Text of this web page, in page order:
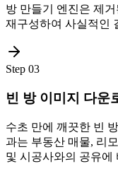
방 만들기 엔진은 제
재구성하여 사실적인
Step 03
빈 방 이미지 다운
수초 만에 깨끗한 빈
과는 부동산 매물, 리
및 시공사와의 공유에